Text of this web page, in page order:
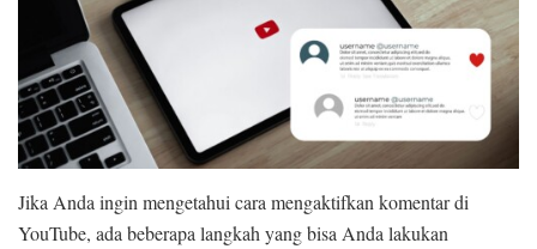
Jika Anda ingin mengetahui cara mengaktifkan komentar di
YouTube, ada beberapa langkah yang bisa Anda lakukan